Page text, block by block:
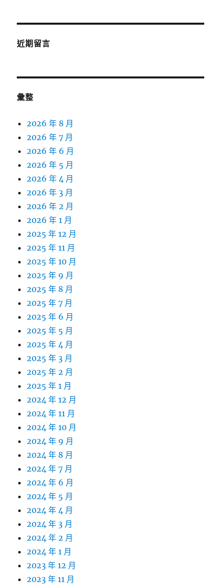
近期留言
彙整
2026 年 8 月
2026 年 7 月
2026 年 6 月
2026 年 5 月
2026 年 4 月
2026 年 3 月
2026 年 2 月
2026 年 1 月
2025 年 12 月
2025 年 11 月
2025 年 10 月
2025 年 9 月
2025 年 8 月
2025 年 7 月
2025 年 6 月
2025 年 5 月
2025 年 4 月
2025 年 3 月
2025 年 2 月
2025 年 1 月
2024 年 12 月
2024 年 11 月
2024 年 10 月
2024 年 9 月
2024 年 8 月
2024 年 7 月
2024 年 6 月
2024 年 5 月
2024 年 4 月
2024 年 3 月
2024 年 2 月
2024 年 1 月
2023 年 12 月
2023 年 11 月